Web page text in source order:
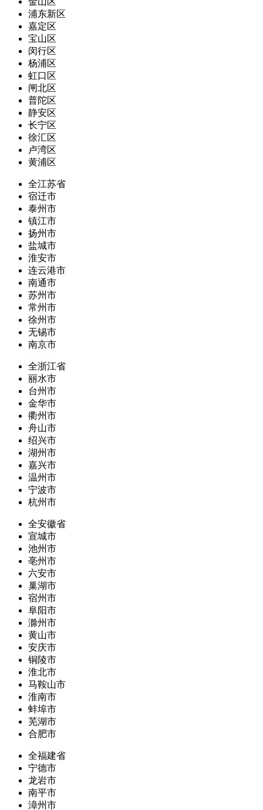
浦东新区
嘉定区
宝山区
闵行区
杨浦区
虹口区
闸北区
普陀区
静安区
长宁区
徐汇区
卢湾区
黄浦区
全江苏省
宿迁市
泰州市
镇江市
扬州市
盐城市
淮安市
连云港市
南通市
苏州市
常州市
徐州市
无锡市
南京市
全浙江省
丽水市
台州市
金华市
衢州市
舟山市
绍兴市
湖州市
嘉兴市
温州市
宁波市
杭州市
全安徽省
宣城市
池州市
亳州市
六安市
巢湖市
宿州市
阜阳市
滁州市
黄山市
安庆市
铜陵市
淮北市
马鞍山市
淮南市
蚌埠市
芜湖市
合肥市
全福建省
宁德市
龙岩市
南平市
漳州市